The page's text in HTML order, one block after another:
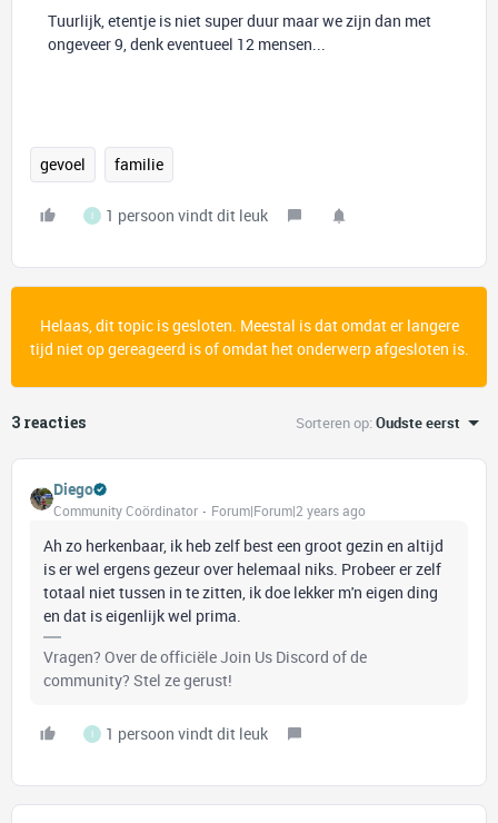
Tuurlijk, etentje is niet super duur maar we zijn dan met
ongeveer 9, denk eventueel 12 mensen...
gevoel familie
I 1 persoon vindt dit leuk
Helaas, dit topic is gesloten. Meestal is dat omdat er langere
tijd niet op gereageerd is of omdat het onderwerp afgesloten is.
3 reacties Sorteren op:Oudste eerst
Diego
Community Coördinator Forum|Forum|2 years ago
Ah zo herkenbaar, ik heb zelf best een groot gezin en altijd
is er wel ergens gezeur over helemaal niks. Probeer er zelf
totaal niet tussen in te zitten, ik doe lekker m'n eigen ding
en dat is eigenlijk wel prima.
Vragen? Over de officiële Join Us Discord of de
community? Stel ze gerust!
I 1 persoon vindt dit leuk